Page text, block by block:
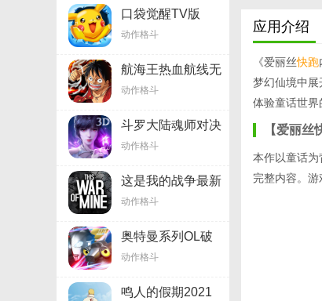
口袋觉醒TV版
v1.6.3
动作格斗
航海王热血航线无
限抽版v0.12.11
动作格斗
斗罗大陆魂师对决
v1.8.0
动作格斗
这是我的战争最新
土豪版v1.13.0
动作格斗
奥特曼系列OL破
解版内购免费
v1.12.4
动作格斗
鸣人的假期2021
应用介绍
《爱丽丝快跑
梦幻仙境中展
体验童话世界
【爱丽丝
本作以童话
完整内容。